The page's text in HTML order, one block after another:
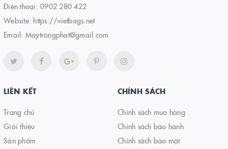
Điện thoại: 0902 280 422
Website: https://vietbags.net
Email: Maytrongphat@gmail.com
LIÊN KẾT
Trang chủ
Giới thiệu
Sản phẩm
CHÍNH SÁCH
Chính sách mua hàng
Chính sách bảo hành
Chính sách bảo mật